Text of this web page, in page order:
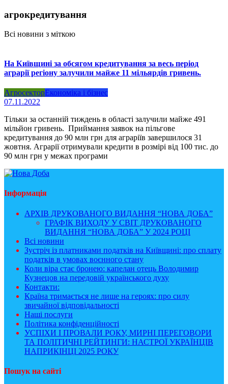
агрокредитування
Всі новини з міткою
На Київщині за обсягом кредитування за весь період
аграрії регіону залучили майже 11 мільярдів гривень.
АгросекторЕкономіка і бізнес
07.11.2022
Тільки за останній тиждень в області залучили майже 491
мільйон гривень. Приймання заявок на пільгове
кредитування до 90 млн грн для аграріїв завершилося 31
жовтня. Аграрії отримували кредити в розмірі від 100 тис. до
90 млн грн у межах програми
Інформація
АРХІВ ДРУКОВАНОГО ВИДАННЯ “НОВА ДОБА”
ГРАФІК ВИХОДУ У СВІТ ДРУКОВАНОГО
ВИДАННЯ “НОВА ДОБА” У 2024 РОЦІ
Всі новини
Зустріч із платниками податків на Київщині: про сплату
податків в умовах воєнного стану
Коли віра стає бронею: капелан отець Володимир
Кузнецов на передовій українського духу
Контакти:
Країна тримається не лише на героях: про силу
звичайної відповідальності
Наші послуги
Політика конфіденційності
УСПІХИ І ПРОВАЛИ РОКУ, МИРНІ ПЕРЕГОВОРИ
ТА ПОЛІТИЧНІ РЕЙТИНГИ: НАСТРОЇ УКРАЇНЦІВ
НАПРИКІНЦІ 2025 РОКУ
Пошук на сайті